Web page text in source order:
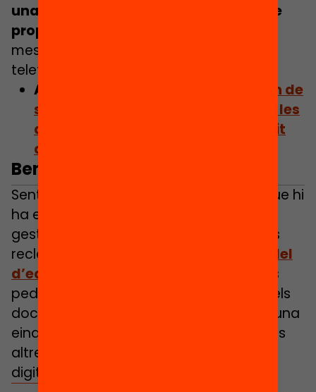
una caixa en un magatzem del centre
prop de dos anys
mesos. «I a més pagant-se una línia
telefònica cada mes», explica.
Article relacionat:
“Les escoles han de
ser un factor d’equilibri davant de les
desigualtats educatives en l’àmbit
digital”
Benestar Digital, i ara què?
Sent conscients del complex equilibri que hi
ha entre planificació a llarg termini i la
gestió del dia a dia, cada cop més veus
reclamen una aposta clara per un
model
d’educació digital híbrida
Estratègies
pedagògiques que ajudin els centres i els
docents a aplicar les tecnologies com una
eina per potenciar l’esperit crític i moltes
altres competències -no estrictament
digitals- entre l’alumnat.